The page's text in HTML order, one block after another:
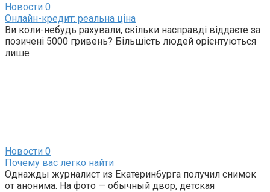
Новости 0
Онлайн-кредит: реальна ціна
Ви коли-небудь рахували, скільки насправді віддаєте за
позичені 5000 гривень? Більшість людей орієнтуються
лише
Новости 0
Почему вас легко найти
Однажды журналист из Екатеринбурга получил снимок
от анонима. На фото — обычный двор, детская